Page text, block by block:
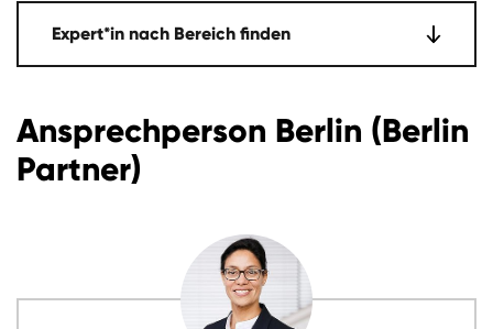
Expert*in nach Bereich finden
Ansprechperson Berlin (Berlin
Partner)